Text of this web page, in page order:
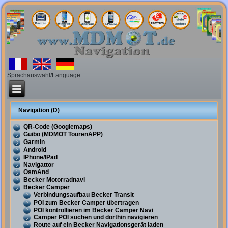
Sprachauswahl/Language
Navigation (D)
QR-Code (Googlemaps)
Guibo (MDMOT TourenAPP)
Garmin
Android
IPhone/IPad
Navigattor
OsmAnd
Becker Motorradnavi
Becker Camper
Verbindungsaufbau Becker Transit
POI zum Becker Camper übertragen
POI kontrollieren im Becker Camper Navi
Camper POI suchen und dorthin navigieren
Route auf ein Becker Navigationsgerät laden